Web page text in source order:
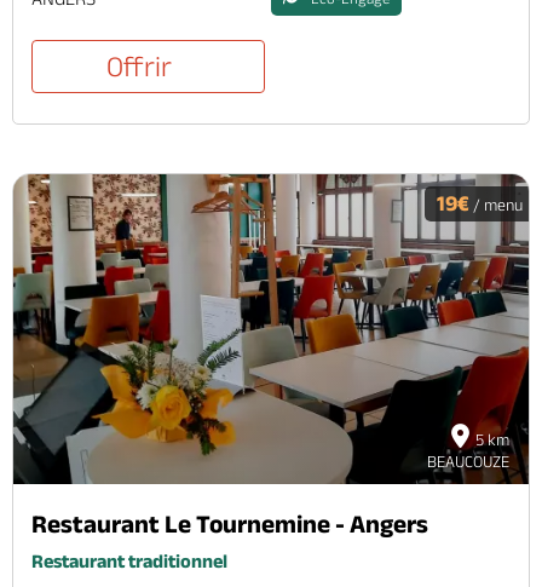
Offrir
5 km
BEAUCOUZE
19€ / menu
Restaurant Le Tournemine - Angers
Restaurant traditionnel